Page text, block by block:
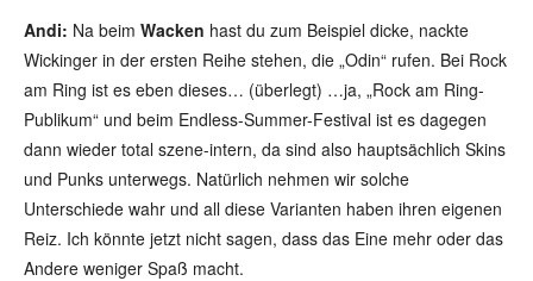
Andi: Na beim Wacken hast du zum Beispiel dicke, nackte
Wickinger in der ersten Reihe stehen, die „Odin“ rufen. Bei Rock
am Ring ist es eben dieses… (überlegt) …ja, „Rock am Ring-
Publikum“ und beim Endless-Summer-Festival ist es dagegen
dann wieder total szene-intern, da sind also hauptsächlich Skins
und Punks unterwegs. Natürlich nehmen wir solche
Unterschiede wahr und all diese Varianten haben ihren eigenen
Reiz. Ich könnte jetzt nicht sagen, dass das Eine mehr oder das
Andere weniger Spaß macht.